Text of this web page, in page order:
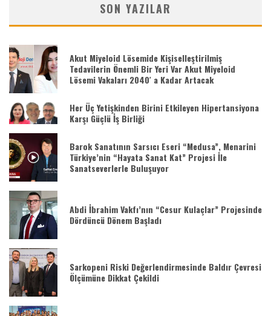
SON YAZILAR
Akut Miyeloid Lösemide Kişiselleştirilmiş
Tedavilerin Önemli Bir Yeri Var Akut Miyeloid
Lösemi Vakaları 2040′ a Kadar Artacak
Her Üç Yetişkinden Birini Etkileyen Hipertansiyona
Karşı Güçlü İş Birliği
Barok Sanatının Sarsıcı Eseri “Medusa”, Menarini
Türkiye’nin “Hayata Sanat Kat” Projesi İle
Sanatseverlerle Buluşuyor
Abdi İbrahim Vakfı’nın “Cesur Kulaçlar” Projesinde
Dördüncü Dönem Başladı
Sarkopeni Riski Değerlendirmesinde Baldır Çevresi
Ölçümüne Dikkat Çekildi